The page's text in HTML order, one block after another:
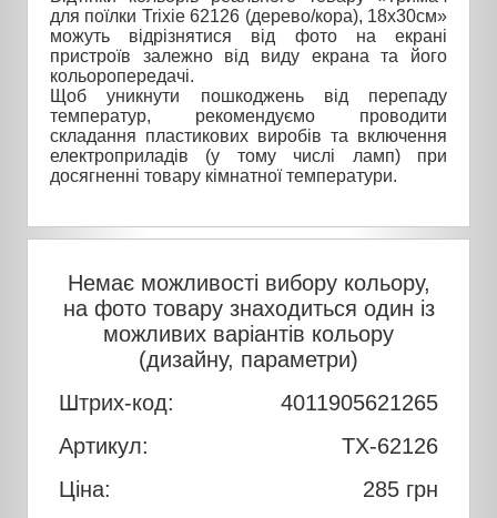
для поїлки Trixie 62126 (дерево/кора), 18х30см»
можуть відрізнятися від фото на екрані
пристроїв залежно від виду екрана та його
кольоропередачі.
Щоб уникнути пошкоджень від перепаду
температур, рекомендуємо проводити
складання пластикових виробів та включення
електроприладів (у тому числі ламп) при
досягненні товару кімнатної температури.
Немає можливості вибору кольору,
на фото товару знаходиться один із
можливих варіантів кольору
(дизайну, параметри)
Штрих-код:
4011905621265
Артикул:
TX-62126
Ціна:
285 грн